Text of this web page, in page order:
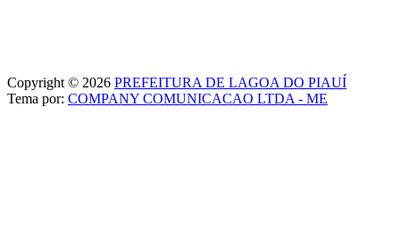
Copyright © 2026 PREFEITURA DE LAGOA DO PIAUÍ
Tema por: COMPANY COMUNICACAO LTDA - ME